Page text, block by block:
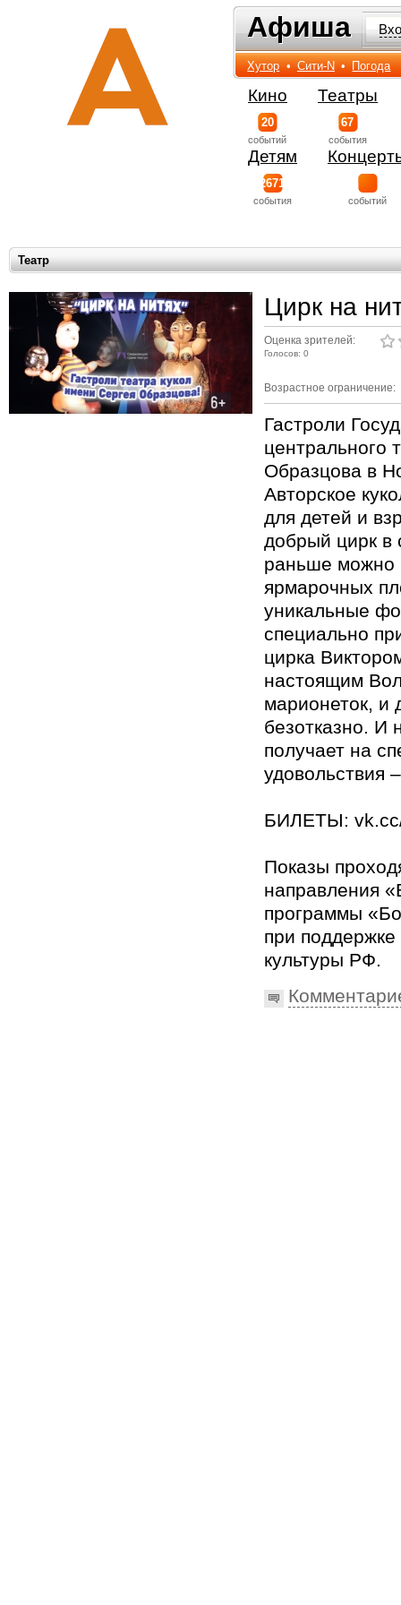
Афиша
Афиша
Хутор • Сити-N • Погода
Кино
20
событий
Театры
67
события
Детям
2671
события событий
Театр
Цирк на
Оценка зрителей:
Голосов: 0
Возрастное ограничение:
Гастроли
центрального
Образцова в
Авторское
для детей и
добрый цирк в
раньше можно
ярмарочных
уникальные
специально
цирка
настоящим
марионеток, и
безотказно. И
получает на
удовольствия
БИЛЕТЫ:
Показы
направления
программы
при
культуры РФ.